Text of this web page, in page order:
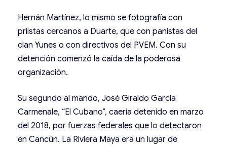
Hernán Martínez, lo mismo se fotografía con
priistas cercanos a Duarte, que con panistas del
clan Yunes o con directivos del PVEM. Con su
detención comenzó la caída de la poderosa
organización.
Su segundo al mando, José Giraldo García
Carmenale, “El Cubano”, caería detenido en marzo
del 2018, por fuerzas federales que lo detectaron
en Cancún. La Riviera Maya era un lugar de